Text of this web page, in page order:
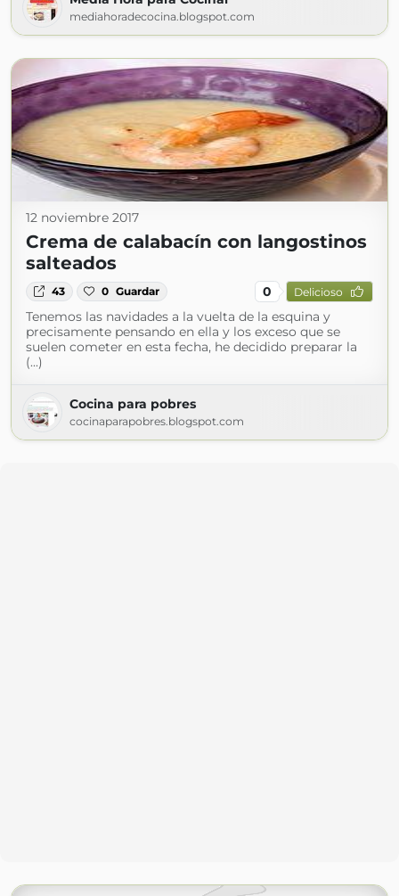
mediahoradecocina.blogspot.com
12 noviembre 2017
Crema de calabacín con langostinos
salteados
43 0 Guardar 0 Delicioso
Tenemos las navidades a la vuelta de la esquina y
precisamente pensando en ella y los exceso que se
suelen cometer en esta fecha, he decidido preparar la
(...)
Cocina para pobres
cocinaparapobres.blogspot.com